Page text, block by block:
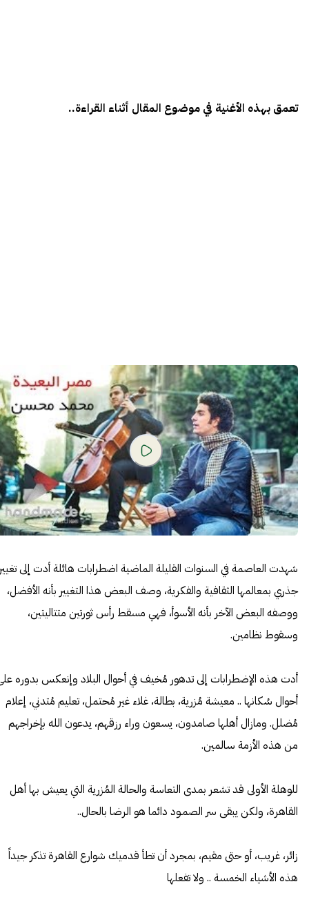
تعمق بهذه الأغنية في موضوع المقال أثناء القراءة..
شهدت العاصمة في السنوات القليلة الماضية اضطرابات هائلة أدت إلى
جذري بمعالمها الثقافية والفكرية، وصف البعض هذا التغيير بأنه الأفضل،
ووصفه البعض الآخر بأنه الأسوأ، فهي مسقط رأس ثورتين متتاليتين،
وسقوط نظامين.
أدت هذه الإضطرابات إلى تدهور مُخيف في أحوال البلاد وإنعكس بدوره
أحوال سُكانها .. معيشة مُزرية، بطالة، غلاء غير مُحتمل، تعليم مُتدني، إعلام
مُضلل. ومازال أهلها صامدون، يسعون وراء رزقهم، يدعون الله بإخراجهم
من هذه الأزمة سالمين.
للوهلة الأولى قد تشعر بمدى التعاسة والحالة المُزرية التي يعيش بها أهل
القاهرة، ولكن يبقى سر الصمـود دائما هو الرضا بالحال..
زائر، غريب، أو حتى مقيم، بمجرد أن تطأ قدميك شوارع القاهرة تذكر جيداً
هذه الأشياء الخمسة .. ولا تفعلها